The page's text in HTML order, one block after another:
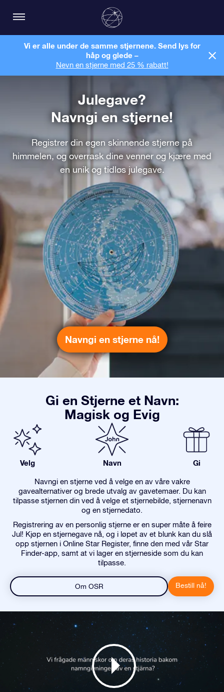
Vi er alle under de samme stjernene. Send lys for
håp og glede –
Nevn en stjerne med 25 % rabatt!
Julegave?
Navngi en stjerne!
Registrer din egen skinnende stjerne på
himmelen, og overrask dine venner og kjære med
en unik og tidløs julegave.
Navngi en stjerne nå!
Gi en Stjerne et Navn:
Magisk og Evig
Velg Navn Gi
Navngi en stjerne ved å velge en av våre vakre
gavealternativer og brede utvalg av gavetemaer. Du kan
tilpasse stjernen din ved å velge et stjernebilde, stjernenavn
og en stjernedato.
Registrering av en personlig stjerne er en super måte å feire
Jul! Kjøp en stjernegave nå, og i løpet av et blunk kan du slå
opp stjernen i Online Star Register, finne den med vår Star
Finder-app, samt at vi lager en stjerneside som du kan
tilpasse.
Om OSR Bestill nå!